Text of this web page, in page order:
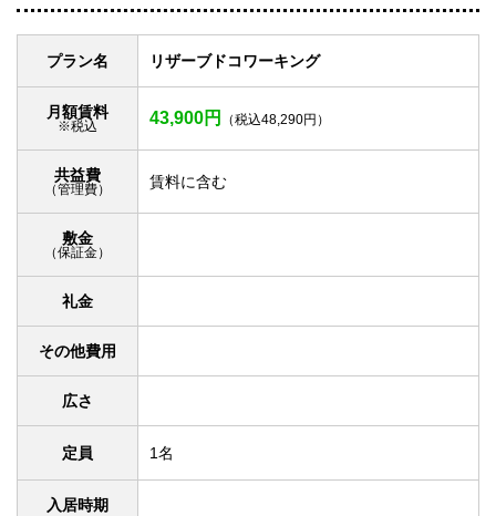
プラン名 リザーブドコワーキング
月額賃料
※税込 43,900円 （税込48,290円）
共益費
（管理費） 賃料に含む
敷金
（保証金）
礼金
その他費用
広さ
定員 1名
入居時期